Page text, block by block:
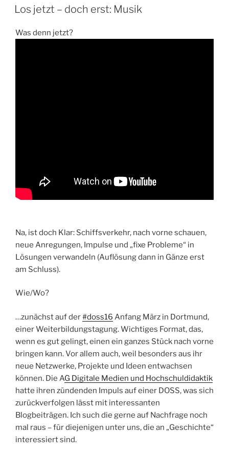
AM
Los jetzt – doch erst: Musik
Was denn jetzt?
Na, ist doch Klar: Schiffsverkehr, nach vorne schauen,
neue Anregungen, Impulse und „fixe Probleme“ in
Lösungen verwandeln (Auflösung dann in Gänze erst
am Schluss).
Wie/Wo?
…zunächst auf der#doss16 Anfang März in Dortmund,
einer Weiterbildungstagung. Wichtiges Format, das,
wenn es gut gelingt, einen ein ganzes Stück nach vorne
bringen kann. Vor allem auch, weil besonders aus ihr
neue Netzwerke, Projekte und Ideen entwachsen
können. Die AG Digitale Medien und Hochschuldidaktik
hatte ihren zündenden Impuls auf einer DOSS, was sich
zurückverfolgen lässt mit interessanten
Blogbeiträgen. Ich such die gerne auf Nachfrage noch
mal raus – für diejenigen unter uns, die an „Geschichte“
interessiert sind.